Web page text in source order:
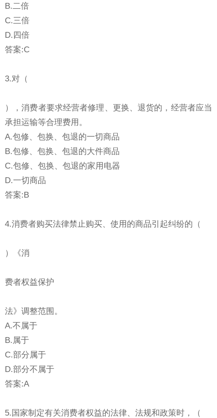
B.二倍
C.三倍
D.四倍
答案:C
3.对（
），消费者要求经营者修理、更换、退货的，经营者应当
承担运输等合理费用。
A.包修、包换、包退的一切商品
B.包修、包换、包退的大件商品
C.包修、包换、包退的家用电器
D.一切商品
答案:B
4.消费者购买法律禁止购买、使用的商品引起纠纷的（
）《消
费者权益保护
法》调整范围。
A.不属于
B.属于
C.部分属于
D.部分不属于
答案:A
5.国家制定有关消费者权益的法律、法规和政策时，（